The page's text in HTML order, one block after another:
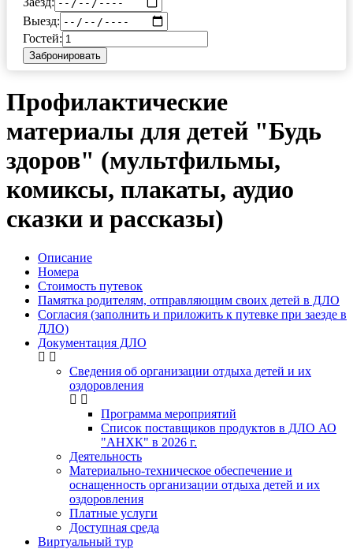
Выезд:
Гостей:
Забронировать
Профилактические
материалы для детей "Будь
здоров" (мультфильмы,
комиксы, плакаты, аудио
сказки и рассказы)
Описание
Номера
Стоимость путевок
Памятка родителям, отправляющим своих детей в ДЛО
Согласия (заполнить и приложить к путевке при заезде в
ДЛО)
Документация ДЛО
Сведения об организации отдыха детей и их
оздоровления
Программа мероприятий
Список поставщиков продуктов в ДЛО АО
"АНХК" в 2026 г.
Деятельность
Материально-техническое обеспечение и
оснащенность организации отдыха детей и их
оздоровления
Платные услуги
Доступная среда
Виртуальный тур